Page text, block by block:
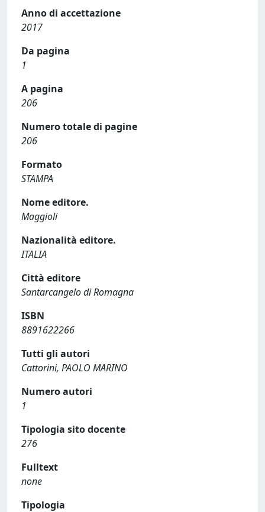
Anno di accettazione
2017
Da pagina
1
A pagina
206
Numero totale di pagine
206
Formato
STAMPA
Nome editore.
Maggioli
Nazionalità editore.
ITALIA
Città editore
Santarcangelo di Romagna
ISBN
8891622266
Tutti gli autori
Cattorini, PAOLO MARINO
Numero autori
1
Tipologia sito docente
276
Fulltext
none
Tipologia